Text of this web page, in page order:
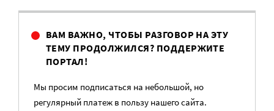
ВАМ ВАЖНО, ЧТОБЫ РАЗГОВОР НА ЭТУ
ТЕМУ ПРОДОЛЖИЛСЯ? ПОДДЕРЖИТЕ
ПОРТАЛ!
Мы просим подписаться на небольшой, но
регулярный платеж в пользу нашего сайта.